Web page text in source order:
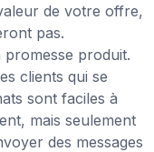
de votre offre,
pas.
produit.
clients qui se
sont faciles à
mais seulement
des messages